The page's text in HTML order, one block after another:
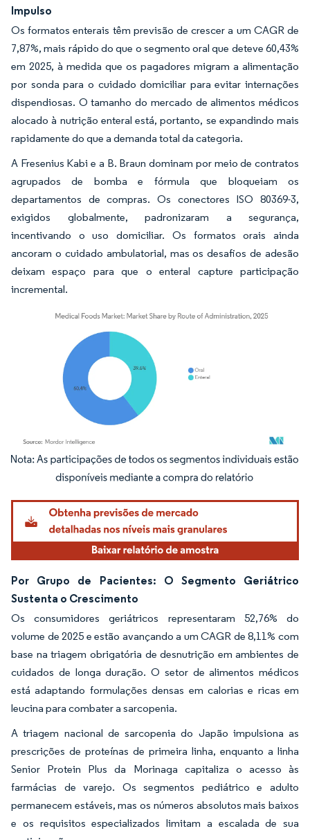
Impulso
Os formatos enterais têm previsão de crescer a um CAGR de
7,87%, mais rápido do que o segmento oral que deteve 60,43%
em 2025, à medida que os pagadores migram a alimentação
por sonda para o cuidado domiciliar para evitar internações
dispendiosas. O tamanho do mercado de alimentos médicos
alocado à nutrição enteral está, portanto, se expandindo mais
rapidamente do que a demanda total da categoria.
A Fresenius Kabi e a B. Braun dominam por meio de contratos
agrupados de bomba e fórmula que bloqueiam os
departamentos de compras. Os conectores ISO 80369-3,
exigidos globalmente, padronizaram a segurança,
incentivando o uso domiciliar. Os formatos orais ainda
ancoram o cuidado ambulatorial, mas os desafios de adesão
deixam espaço para que o enteral capture participação
incremental.
Imagem © Mordor Intelligence. O reuso requer atribuição conforme CC BY 4.0.
Por Grupo de Pacientes: O Segmento Geriátrico
Sustenta o Crescimento
Os consumidores geriátricos representaram 52,76% do
volume de 2025 e estão avançando a um CAGR de 8,11% com
base na triagem obrigatória de desnutrição em ambientes de
cuidados de longa duração. O setor de alimentos médicos
está adaptando formulações densas em calorias e ricas em
leucina para combater a sarcopenia.
A triagem nacional de sarcopenia do Japão impulsiona as
prescrições de proteínas de primeira linha, enquanto a linha
Senior Protein Plus da Morinaga capitaliza o acesso às
farmácias de varejo. Os segmentos pediátrico e adulto
permanecem estáveis, mas os números absolutos mais baixos
e os requisitos especializados limitam a escalada de sua